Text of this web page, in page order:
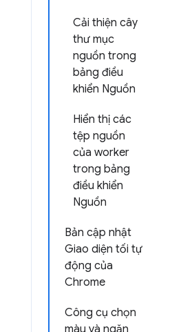
Cải thiện cây
thư mục
nguồn trong
bảng điều
khiển Nguồn
Hiển thị các
tệp nguồn
của worker
trong bảng
điều khiển
Nguồn
Bản cập nhật
Giao diện tối tự
động của
Chrome
Công cụ chọn
màu và ngăn